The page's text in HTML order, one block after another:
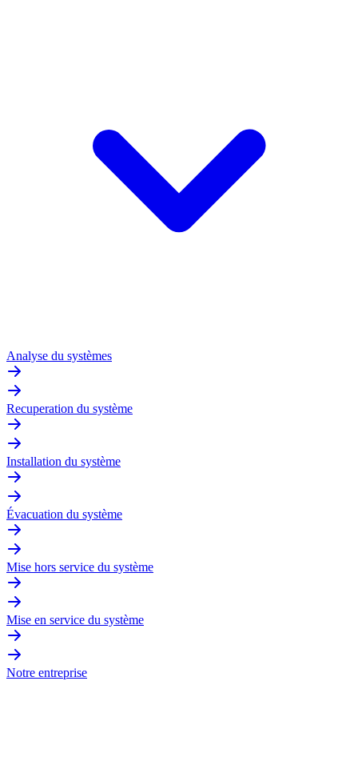
Analyse du systèmes
Recuperation du système
Installation du système
Évacuation du système
Mise hors service du système
Mise en service du système
Notre entreprise